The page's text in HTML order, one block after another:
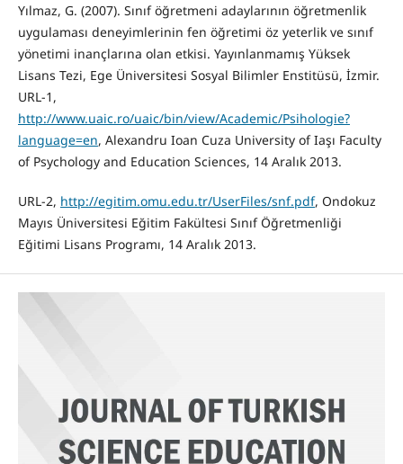
Yılmaz, G. (2007). Sınıf öğretmeni adaylarının öğretmenlik
uygulaması deneyimlerinin fen öğretimi öz yeterlik ve sınıf
yönetimi inançlarına olan etkisi. Yayınlanmamış Yüksek
Lisans Tezi, Ege Üniversitesi Sosyal Bilimler Enstitüsü, İzmir.
URL-1,
http://www.uaic.ro/uaic/bin/view/Academic/Psihologie?
language=en, Alexandru Ioan Cuza University of Iaşı Faculty
of Psychology and Education Sciences, 14 Aralık 2013.
URL-2, http://egitim.omu.edu.tr/UserFiles/snf.pdf, Ondokuz
Mayıs Üniversitesi Eğitim Fakültesi Sınıf Öğretmenliği
Eğitimi Lisans Programı, 14 Aralık 2013.